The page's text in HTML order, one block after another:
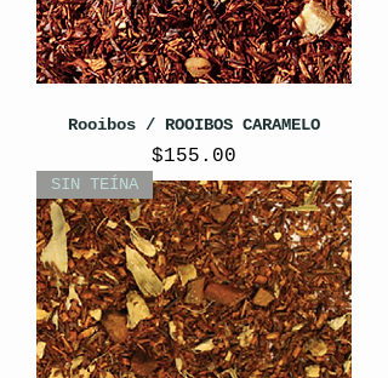
Rooibos / ROOIBOS CARAMELO
Precio
$155.00
SIN TEÍNA